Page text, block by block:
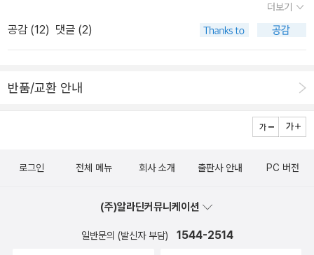
아니다. 점점 우리들의 감각은 무뎌져가고 있다. 큼지막한 레코드 판
을 만지고 닦고 할때 손으로 전해져오는 촉감과 코로 호흡하는 그 냄
새는 이제 더 이상 공유할 수 없는 추억이 되어가고 있다.누군든지 잊
오히려 mp3가 더 편하고 매력적인 것인지도 모른다. 편하고 쉽게 음
는 것을 구입할 수 있다.그렇다고 지금세대가 잘못되었다는 것은 아
은 변한다는 사실 자체밖에 없다는 말이 있듯이 모든 것은 변하기 마
느리게 살기 운동이라든지 과학의 급속한 발전에 제동을 걸어야 한다
器)의 이면에 드리워진 다른 면을 보지 못하고 있는 것인지도 모른
필요한 사람을 위한 책이다.적절한 간은 입맛을 돋우고 적확한 낱말
은 말맛을 돋운다.글은 말과 다르다. 중언부언해서도 안 되고 모호한
단어를 써서도 안 된다. 자신의 의사를 분명하게 전달하기 위해서는
에 견준다면 ‘적어적소(適語適所)’라는 말을 쓸 수 있겠다. 단어를
는 것을 의미한다.말결의 달인! 중앙일보 어문연구소 최성우 부장이
통해 제대로 파헤쳐보자. 오직 미래와 환상을 꿈꾸는, 박성원의 이야
서사와 이미지들의 배치를 통해 독특한 작품세계를 구축해온 소설가
박성원의 네 번째 소설집『도시는 무엇으로 이루어지는가』가 출간되
더보기
공감 (12) 댓글 (2)
반품/교환 안내
로그인 전체 메뉴 회사 소개 출판사 안내 PC 버전
(주)알라딘커뮤니케이션
일반문의 (발신자 부담) 1544-2514